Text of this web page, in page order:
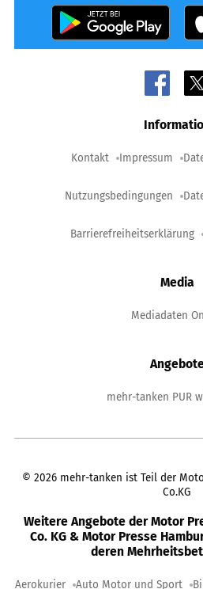
Kontakt Impressum
Nutzungsbedingungen
Barrierefreiheitserklärung
Media
Mediadaten
mehr-tanken PUR
© 2026 mehr-tanken ist Teil der
Co.KG
Weitere Angebote der Motor
Co. KG & Motor Presse
deren
Aerokurier Auto Motor und Sport